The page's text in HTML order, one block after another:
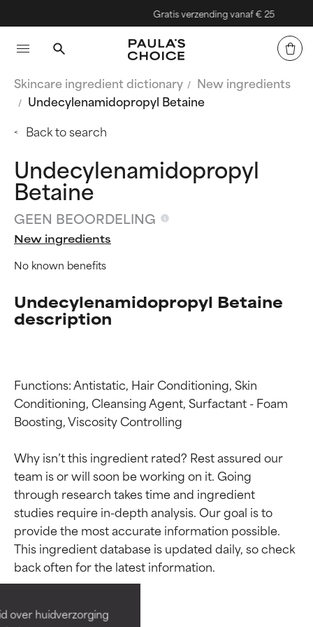
over huidverzorging
Gratis verzending vanaf € 25
Skincare ingredient dictionary
New ingredients
Undecylenamidopropyl Betaine
Back to search
Undecylenamidopropyl
Betaine
GEEN BEOORDELING
New ingredients
No known benefits
Undecylenamidopropyl Betaine
description
Functions: Antistatic, Hair Conditioning, Skin
Conditioning, Cleansing Agent, Surfactant - Foam
Boosting, Viscosity Controlling
Why isn’t this ingredient rated? Rest assured our
team is or will soon be working on it. Going
through research takes time and ingredient
studies require in-depth analysis. Our goal is to
provide the most accurate information possible.
This ingredient database is updated daily, so check
Beoordelingen van
ingrediënten
Bewezen en ondersteund door
Beoordelingen van
ingrediënten
Bewezen en ondersteund door